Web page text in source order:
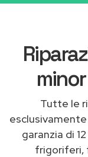
Tutte le
garanzia di
frigoriferi,